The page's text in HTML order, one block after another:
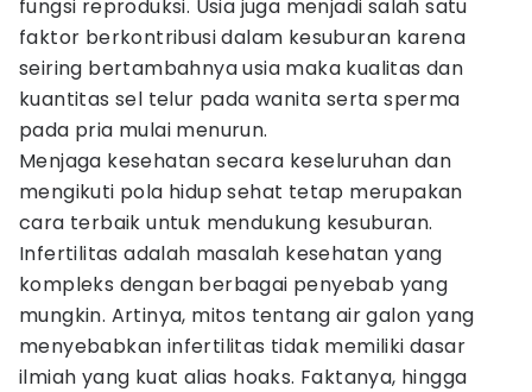
fungsi reproduksi. Usia juga menjadi salah satu
faktor berkontribusi dalam kesuburan karena
seiring bertambahnya usia maka kualitas dan
kuantitas sel telur pada wanita serta sperma
pada pria mulai menurun.
Menjaga kesehatan secara keseluruhan dan
mengikuti pola hidup sehat tetap merupakan
cara terbaik untuk mendukung kesuburan.
Infertilitas adalah masalah kesehatan yang
kompleks dengan berbagai penyebab yang
mungkin. Artinya, mitos tentang air galon yang
menyebabkan infertilitas tidak memiliki dasar
ilmiah yang kuat alias hoaks. Faktanya, hingga